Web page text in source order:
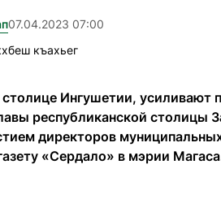
07.04.2023 07:00
Ингушетии, усиливают
республиканской столицы
директоров
«Сердало» в мэрии